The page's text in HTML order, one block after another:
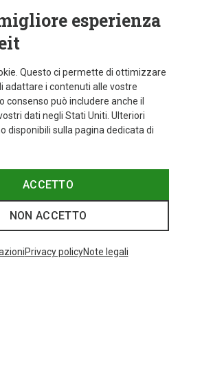
+10
fino a 35%
esperienza
Questo ci permette di ottimizzare
adattare i contenuti alle vostre
consenso può includere anche il
dati negli Stati Uniti. Ulteriori
disponibili sulla pagina dedicata di
ACCETTO
NON ACCETTO
Privacy policyNote legali